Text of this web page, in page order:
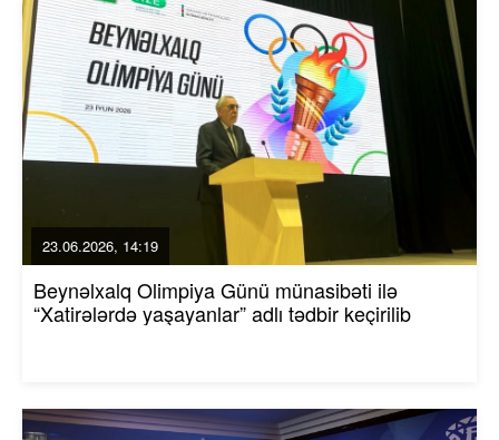
23.06.2026, 14:19
Beynəlxalq Olimpiya Günü münasibəti ilə
“Xatirələrdə yaşayanlar” adlı tədbir keçirilib